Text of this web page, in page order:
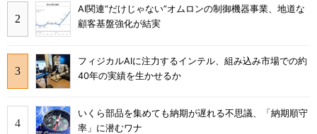
AI関連“だけじゃない”オムロンの制御機器事業、地道な
顧客基盤強化が結実
フィジカルAIに注力するインテル、組み込み市場での約
40年の実績を生かせるか
いくら部品を集めても納期が遅れる不思議、「納期順守
率」に潜むワナ